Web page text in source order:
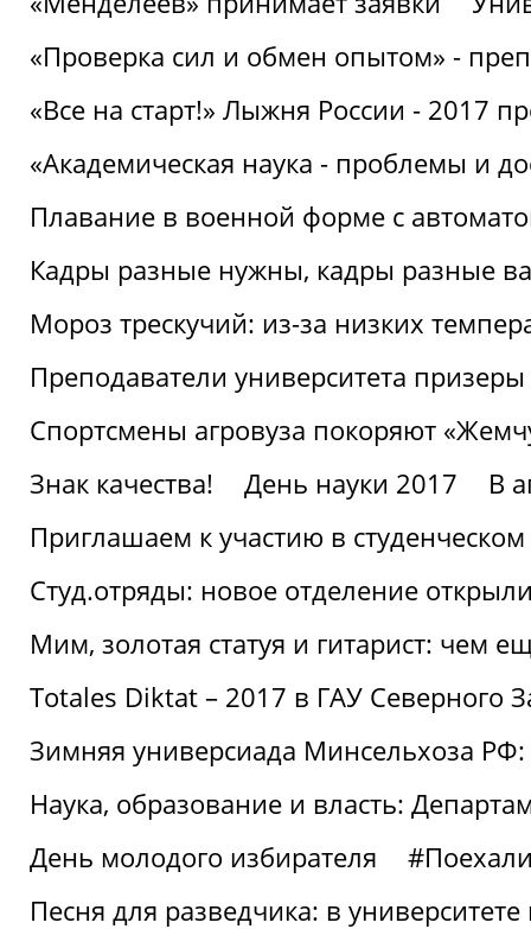
«Проверка сил и обмен опытом» -
«Все на старт!» Лыжня России - 2017
«Академическая наука - проблемы и
Плавание в военной форме с
Кадры разные нужны, кадры разные
Мороз трескучий: из-за низких
Преподаватели университета
Спортсмены агровуза покоряют
Знак качества!
День науки 2017
В
Приглашаем к участию в
Студ.отряды: новое отделение
Мим, золотая статуя и гитарист: чем
Totales Diktat – 2017 в ГАУ Северного
Зимняя универсиада Минсельхоза
Наука, образование и власть:
День молодого избирателя
Песня для разведчика: в